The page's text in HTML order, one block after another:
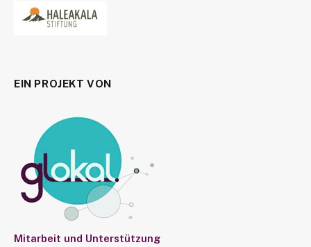
EIN PROJEKT VON
Mitarbeit und Unterstützung